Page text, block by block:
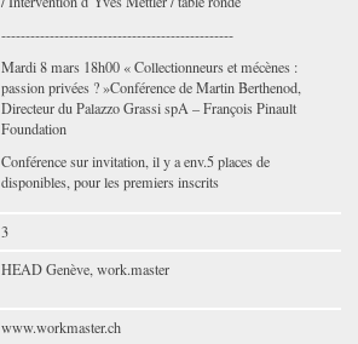
------------------------------------------------
Mardi 8 mars 18h00 « Collectionneurs et mécènes :
passion privées ? »Conférence de Martin Berthenod,
Directeur du Palazzo Grassi spA – François Pinault
Foundation
Conférence sur invitation, il y a env.5 places de
disponibles, pour les premiers inscrits
3
HEAD Genève, work.master
www.workmaster.ch